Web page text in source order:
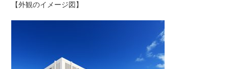
【外観のイメージ図】